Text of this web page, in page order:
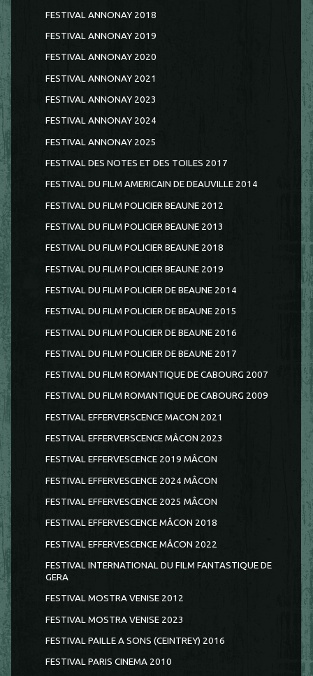
FESTIVAL ANNONAY 2018
FESTIVAL ANNONAY 2019
FESTIVAL ANNONAY 2020
FESTIVAL ANNONAY 2021
FESTIVAL ANNONAY 2023
FESTIVAL ANNONAY 2024
FESTIVAL ANNONAY 2025
FESTIVAL DES NOTES ET DES TOILES 2017
FESTIVAL DU FILM AMERICAIN DE DEAUVILLE 2014
FESTIVAL DU FILM POLICIER BEAUNE 2012
FESTIVAL DU FILM POLICIER BEAUNE 2013
FESTIVAL DU FILM POLICIER BEAUNE 2018
FESTIVAL DU FILM POLICIER BEAUNE 2019
FESTIVAL DU FILM POLICIER DE BEAUNE 2014
FESTIVAL DU FILM POLICIER DE BEAUNE 2015
FESTIVAL DU FILM POLICIER DE BEAUNE 2016
FESTIVAL DU FILM POLICIER DE BEAUNE 2017
FESTIVAL DU FILM ROMANTIQUE DE CABOURG 2007
FESTIVAL DU FILM ROMANTIQUE DE CABOURG 2009
FESTIVAL EFFERVERSCENCE MACON 2021
FESTIVAL EFFERVERSCENCE MÂCON 2023
FESTIVAL EFFERVESCENCE 2019 MÂCON
FESTIVAL EFFERVESCENCE 2024 MÂCON
FESTIVAL EFFERVESCENCE 2025 MÂCON
FESTIVAL EFFERVESCENCE MÂCON 2018
FESTIVAL EFFERVESCENCE MÂCON 2022
FESTIVAL INTERNATIONAL DU FILM FANTASTIQUE DE
GERA
FESTIVAL MOSTRA VENISE 2012
FESTIVAL MOSTRA VENISE 2023
FESTIVAL PAILLE A SONS (CEINTREY) 2016
FESTIVAL PARIS CINEMA 2010